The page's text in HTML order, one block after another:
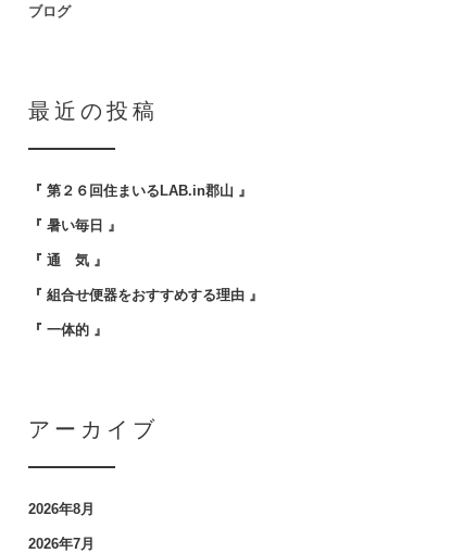
ブログ
最近の投稿
『 第２６回住まいるLAB.in郡山 』
『 暑い毎日 』
『 通 気 』
『 組合せ便器をおすすめする理由 』
『 一体的 』
アーカイブ
2026年8月
2026年7月